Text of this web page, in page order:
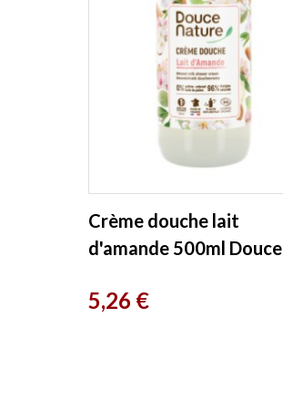
Crème douche lait
d'amande 500ml Douce
Prix
5,26 €